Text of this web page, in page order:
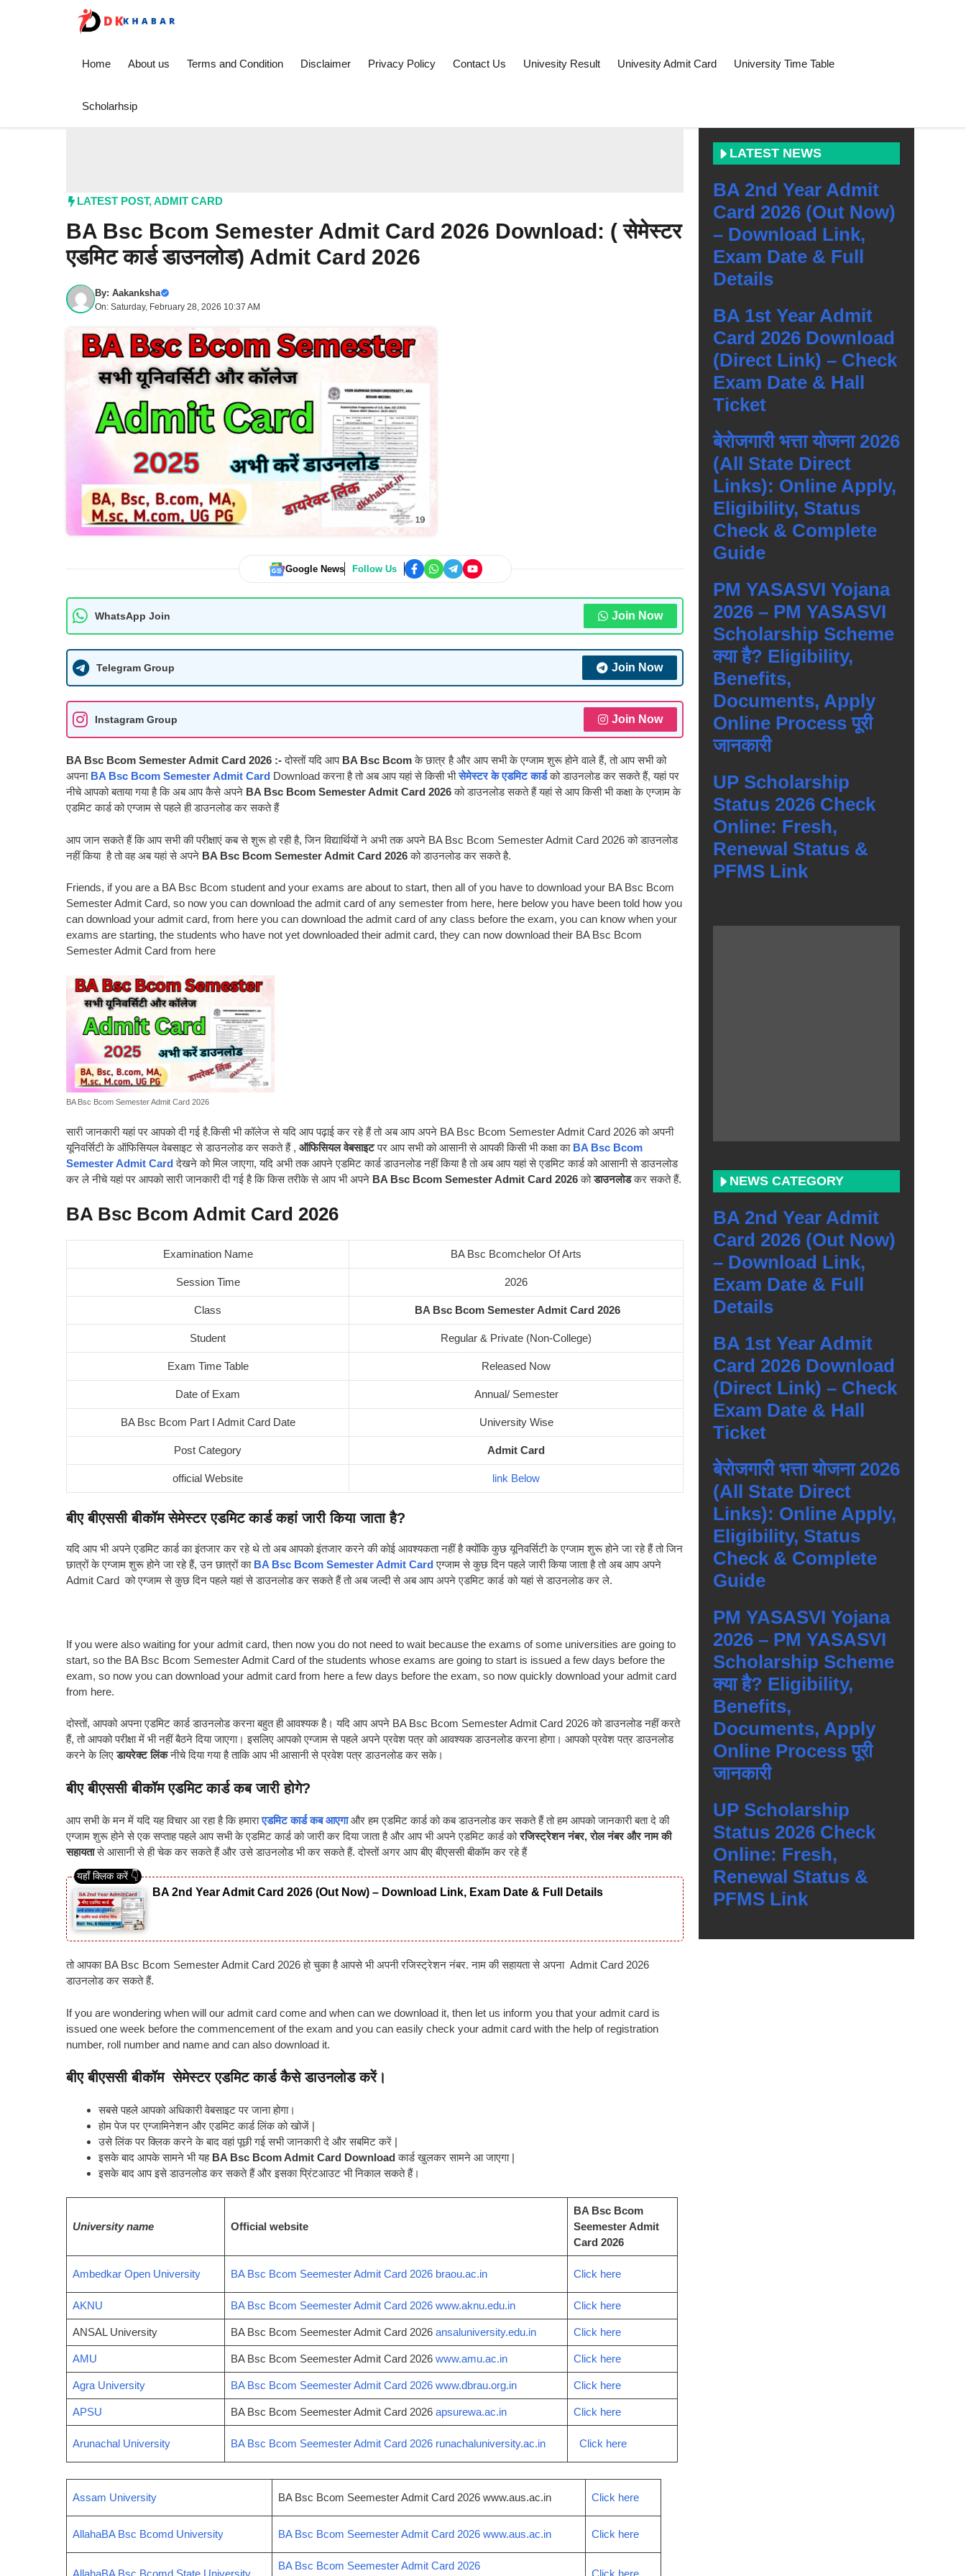
Home About us Terms and Condition Disclaimer Privacy Policy Contact Us Univesity Result Univesity Admit Card University Time Table
Scholarhsip
LATEST POST,ADMIT CARD
BA Bsc Bcom Semester Admit Card 2026 Download: ( ​सेमेस्टर
एडमिट कार्ड डाउनलोड) Admit Card 2026
By: Aakanksha
On: Saturday, February 28, 2026 10:37 AM
Google News Follow Us
WhatsApp Join Join Now
Telegram Group Join Now
Instagram Group Join Now
BA Bsc Bcom Semester Admit Card 2026 :-दोस्तों यदि आप BA Bsc Bcomके छात्र है और आप सभी के एग्जाम शुरू होने वाले हैं, तो आप सभी को
अपना BA Bsc Bcom Semester Admit Card Download करना है तो अब आप यहां से किसी भीसेमेस्टर के एडमिट कार्डको डाउनलोड कर सकते हैं, यहां पर
नीचे आपको बताया गया है कि अब आप कैसे अपने BA Bsc Bcom Semester Admit Card 2026को डाउनलोड सकते हैं यहां से आप किसी भी कक्षा के एग्जाम के
एडमिट कार्ड को एग्जाम से पहले ही डाउनलोड कर सकते हैं
आप जान सकते हैं कि आप सभी की परीक्षाएं कब से शुरू हो रही है, जिन विद्यार्थियों ने अभी तक अपने BA Bsc Bcom Semester Admit Card 2026 को डाउनलोड
नहीं किया है तो वह अब यहां से अपने BA Bsc Bcom Semester Admit Card 2026को डाउनलोड कर सकते है.
Friends, if you are a BA Bsc Bcom student and your exams are about to start, then all of you have to download your BA Bsc Bcom
Semester Admit Card, so now you can download the admit card of any semester from here, here below you have been told how you
can download your admit card, from here you can download the admit card of any class before the exam, you can know when your
exams are starting, the students who have not yet downloaded their admit card, they can now download their BA Bsc Bcom
Semester Admit Card from here
BA Bsc Bcom Semester Admit Card 2026
सारी जानकारी यहां पर आपको दी गई है.किसी भी कॉलेज से यदि आप पढ़ाई कर रहे हैं तो अब आप अपने BA Bsc Bcom Semester Admit Card 2026 को अपनी
यूनिवर्सिटी के ऑफिसियल वेबसाइट से डाउनलोड कर सकते हैं , ऑफिसियल वेबसाइटपर आप सभी को आसानी से आपकी किसी भी कक्षा का BA Bsc Bcom
Semester Admit Cardदेखने को मिल जाएगा, यदि अभी तक आपने एडमिट कार्ड डाउनलोड नहीं किया है तो अब आप यहां से एडमिट कार्ड को आसानी से डाउनलोड
कर ले नीचे यहां पर आपको सारी जानकारी दी गई है कि किस तरीके से आप भी अपने BA Bsc Bcom Semester Admit Card 2026कोडाउनलोडकर सकते हैं.
BA Bsc Bcom Admit Card 2026
Examination Name BA Bsc Bcomchelor Of Arts
Session Time 2026
Class BA Bsc Bcom Semester Admit Card 2026
Student Regular & Private (Non-College)
Exam Time Table Released Now
Date of Exam Annual/ Semester
BA Bsc Bcom Part I Admit Card Date University Wise
Post Category Admit Card
official Website link Below
बीए बीएससी ​बीकॉम सेमेस्टर एडमिट कार्ड कहां जारी किया जाता है?
यदि आप भी अपने एडमिट कार्ड का इंतजार कर रहे थे तो अब आपको इंतजार करने की कोई आवश्यकता नहीं है क्योंकि कुछ यूनिवर्सिटी के एग्जाम शुरू होने जा रहे हैं तो जिन
छात्रों के एग्जाम शुरू होने जा रहे हैं, उन छात्रों का BA Bsc Bcom Semester Admit Cardएग्जाम से कुछ दिन पहले जारी किया जाता है तो अब आप अपने
Admit Card को एग्जाम से कुछ दिन पहले यहां से डाउनलोड कर सकते हैं तो अब जल्दी से अब आप अपने एडमिट कार्ड को यहां से डाउनलोड कर ले.
If you were also waiting for your admit card, then now you do not need to wait because the exams of some universities are going to
start, so the BA Bsc Bcom Semester Admit Card of the students whose exams are going to start is issued a few days before the
exam, so now you can download your admit card from here a few days before the exam, so now quickly download your admit card
from here.
दोस्तों, आपको अपना एडमिट कार्ड डाउनलोड करना बहुत ही आवश्यक है। यदि आप अपने BA Bsc Bcom Semester Admit Card 2026 को डाउनलोड नहीं करते
हैं, तो आपको परीक्षा में भी नहीं बैठने दिया जाएगा। इसलिए आपको एग्जाम से पहले अपने प्रवेश पत्र को आवश्यक डाउनलोड करना होगा। आपको प्रवेश पत्र डाउनलोड
करने के लिएडायरेक्ट लिंकनीचे दिया गया है ताकि आप भी आसानी से प्रवेश पत्र डाउनलोड कर सके।
बीए बीएससी ​बीकॉम एडमिट कार्ड कब जारी होगे?
आप सभी के मन में यदि यह विचार आ रहा है कि हमाराएडमिट कार्ड कब आएगाऔर हम एडमिट कार्ड को कब डाउनलोड कर सकते हैं तो हम आपको जानकारी बता दे की
एग्जाम शुरू होने से एक सप्ताह पहले आप सभी के एडमिट कार्ड को जारी कर दिया जाता है और आप भी अपने एडमिट कार्ड कोरजिस्ट्रेशन नंबर, रोल नंबर और नाम की
सहायतासे आसानी से ही चेक कर सकते हैं और उसे डाउनलोड भी कर सकते हैं. दोस्तों अगर आप बीए बीएससी बीकॉम कर रहे हैं
BA 2nd Year Admit Card 2026 (Out Now) – Download Link, Exam Date & Full Details
तो आपका BA Bsc Bcom Semester Admit Card 2026 हो चुका है आपसे भी अपनी रजिस्ट्रेशन नंबर. नाम की सहायता से अपना Admit Card 2026
डाउनलोड कर सकते हैं.
If you are wondering when will our admit card come and when can we download it, then let us inform you that your admit card is
issued one week before the commencement of the exam and you can easily check your admit card with the help of registration
number, roll number and name and can also download it.
बीए बीएससी ​बीकॉमसेमेस्टर एडमिट कार्ड कैसे डाउनलोड करें।
सबसे पहले आपको अधिकारी वेबसाइट पर जाना होगा।
होम पेज पर एग्जामिनेशन और एडमिट कार्ड लिंक को खोजें |
उसे लिंक पर क्लिक करने के बाद वहां पूछी गई सभी जानकारी दे और सबमिट करें |
इसके बाद आपके सामने भी यह BA Bsc Bcom Admit Card Download कार्ड खुलकर सामने आ जाएगा |
इसके बाद आप इसे डाउनलोड कर सकते हैं और इसका प्रिंटआउट भी निकाल सकते हैं।
University name Official website
BA Bsc Bcom
Seemester Admit
Card 2026
Ambedkar Open University BA Bsc Bcom Seemester Admit Card 2026 braou.ac.in Click here
AKNU BA Bsc Bcom Seemester Admit Card 2026 www.aknu.edu.in Click here
ANSAL University BA Bsc Bcom Seemester Admit Card 2026 ansaluniversity.edu.in Click here
AMU BA Bsc Bcom Seemester Admit Card 2026 www.amu.ac.in Click here
Agra University BA Bsc Bcom Seemester Admit Card 2026 www.dbrau.org.in Click here
APSU BA Bsc Bcom Seemester Admit Card 2026 apsurewa.ac.in Click here
Arunachal University BA Bsc Bcom Seemester Admit Card 2026 runachaluniversity.ac.in Click here
Assam University BA Bsc Bcom Seemester Admit Card 2026 www.aus.ac.in Cli­ck here
AllahaBA Bsc Bcomd University BA Bsc Bcom Seemester Admit Card 2026 www.aus.ac.in Click here
AllahaBA Bsc Bcomd State University
BA Bsc Bcom Seemester Admit Card 2026
Click here
LATEST NEWS
BA 2nd Year Admit
Card 2026 (Out Now)
– Download Link,
Exam Date & Full
Details
BA 1st Year Admit
Card 2026 Download
(Direct Link) – Check
Exam Date & Hall
Ticket
बेरोजगारी भत्ता योजना 2026
(All State Direct
Links): Online Apply,
Eligibility, Status
Check & Complete
Guide
PM YASASVI Yojana
2026 – PM YASASVI
Scholarship Scheme
क्या है? Eligibility,
Benefits,
Documents, Apply
Online Process पूरी
जानकारी
UP Scholarship
Status 2026 Check
Online: Fresh,
Renewal Status &
PFMS Link
NEWS CATEGORY
BA 2nd Year Admit
Card 2026 (Out Now)
– Download Link,
Exam Date & Full
Details
BA 1st Year Admit
Card 2026 Download
(Direct Link) – Check
Exam Date & Hall
Ticket
बेरोजगारी भत्ता योजना 2026
(All State Direct
Links): Online Apply,
Eligibility, Status
Check & Complete
Guide
PM YASASVI Yojana
2026 – PM YASASVI
Scholarship Scheme
क्या है? Eligibility,
Benefits,
Documents, Apply
Online Process पूरी
जानकारी
UP Scholarship
Status 2026 Check
Online: Fresh,
Renewal Status &
PFMS Link